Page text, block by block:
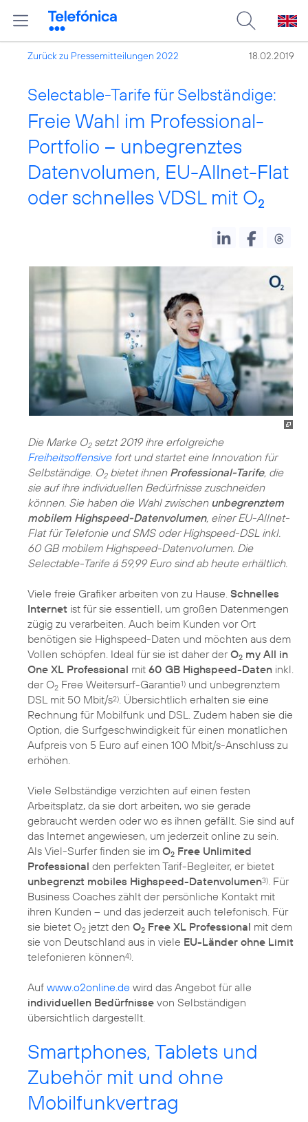
Zurück zu Pressemitteilungen 2022 18.02.2019
Selectable-Tarife für Selbständige:
Freie Wahl im Professional-
Portfolio – unbegrenztes
Datenvolumen, EU-Allnet-Flat
oder schnelles VDSL mit O2
Die Marke O2setzt 2019 ihre erfolgreiche
Freiheitsoffensivefort und startet eine Innovation für
Selbständige. O2bietet ihnen Professional-Tarife, die
sie auf ihre individuellen Bedürfnisse zuschneiden
können. Sie haben die Wahl zwischen unbegrenztem
mobilem Highspeed-Datenvolumen, einer EU-Allnet-
Flat für Telefonie und SMS oder Highspeed-DSL inkl.
60 GB mobilem Highspeed-Datenvolumen. Die
Selectable-Tarife á 59,99 Euro sind ab heute erhältlich.
Viele freie Grafiker arbeiten von zu Hause. Schnelles
Internet ist für sie essentiell, um großen Datenmengen
zügig zu verarbeiten. Auch beim Kunden vor Ort
benötigen sie Highspeed-Daten und möchten aus dem
Vollen schöpfen. Ideal für sie ist daher derO2 my All in
One XL Professional mit 60 GB Highspeed-Daten inkl.
der O2 Free Weitersurf-Garantie1) und unbegrenztem
DSL mit 50 Mbit/s2) . Übersichtlich erhalten sie eine
Rechnung für Mobilfunk und DSL. Zudem haben sie die
Option, die Surfgeschwindigkeit für einen monatlichen
Aufpreis von 5 Euro auf einen 100 Mbit/s-Anschluss zu
erhöhen.
Viele Selbständige verzichten auf einen festen
Arbeitsplatz, da sie dort arbeiten, wo sie gerade
gebraucht werden oder wo es ihnen gefällt. Sie sind auf
das Internet angewiesen, um jederzeit online zu sein.
Als Viel-Surfer finden sie im O2 Free Unlimited
Professional den perfekten Tarif-Begleiter, er bietet
unbegrenzt mobiles Highspeed-Datenvolumen3) . Für
Business Coaches zählt der persönliche Kontakt mit
ihren Kunden – und das jederzeit auch telefonisch. Für
sie bietet O2 jetzt den O2 Free XL Professional mit dem
sie von Deutschland aus in viele EU-Länder ohne Limit
telefonieren können4)
Auf www.o2online.de wird das Angebot für alle
individuellen Bedürfnisse von Selbständigen
übersichtlich dargestellt.
Smartphones, Tablets und
Zubehör mit und ohne
Mobilfunkvertrag